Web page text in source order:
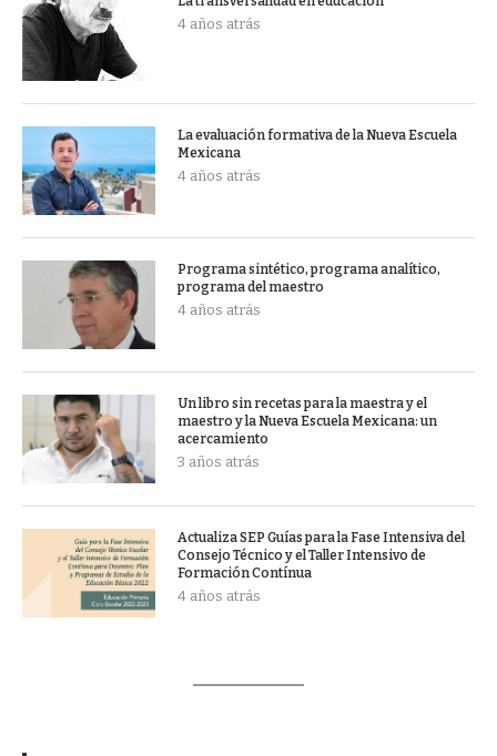
4 años atrás
La evaluación formativa de la Nueva Escuela
Mexicana
4 años atrás
Programa sintético, programa analítico,
programa del maestro
4 años atrás
Un libro sin recetas para la maestra y el
maestro y la Nueva Escuela Mexicana: un
acercamiento
3 años atrás
Actualiza SEP Guías para la Fase Intensiva del
Consejo Técnico y el Taller Intensivo de
Formación Contínua
4 años atrás